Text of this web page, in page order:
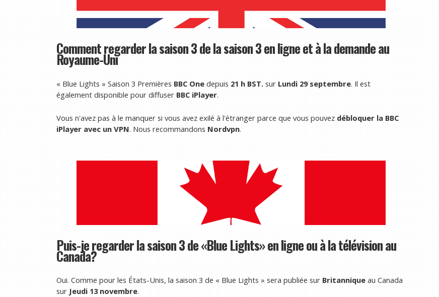
Comment regarder la saison 3 de la saison 3 en ligne et à la demande au
Royaume-Uni
« Blue Lights » Saison 3 Premières BBC One depuis 21 h BST. sur Lundi 29 septembre. Il est
également disponible pour diffuser BBC iPlayer.
Vous n'avez pas à le manquer si vous avez exilé à l'étranger parce que vous pouvez débloquer la BBC
iPlayer avec un VPN. Nous recommandons Nordvpn.
Puis-je regarder la saison 3 de «Blue Lights» en ligne ou à la télévision au
Canada?
Oui. Comme pour les États-Unis, la saison 3 de « Blue Lights » sera publiée sur Britannique au Canada
sur Jeudi 13 novembre.